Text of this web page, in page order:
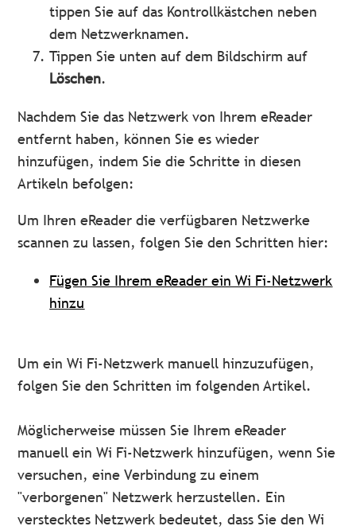
tippen Sie auf das Kontrollkästchen neben
dem Netzwerknamen.
Tippen Sie unten auf dem Bildschirm auf
Löschen.
Nachdem Sie das Netzwerk von Ihrem eReader
entfernt haben, können Sie es wieder
hinzufügen, indem Sie die Schritte in diesen
Artikeln befolgen:
Um Ihren eReader die verfügbaren Netzwerke
scannen zu lassen, folgen Sie den Schritten hier:
Fügen Sie Ihrem eReader ein Wi Fi-Netzwerk
hinzu
Um ein Wi Fi-Netzwerk manuell hinzuzufügen,
folgen Sie den Schritten im folgenden Artikel.
Möglicherweise müssen Sie Ihrem eReader
manuell ein Wi Fi-Netzwerk hinzufügen, wenn Sie
versuchen, eine Verbindung zu einem
"verborgenen" Netzwerk herzustellen. Ein
verstecktes Netzwerk bedeutet, dass Sie den Wi